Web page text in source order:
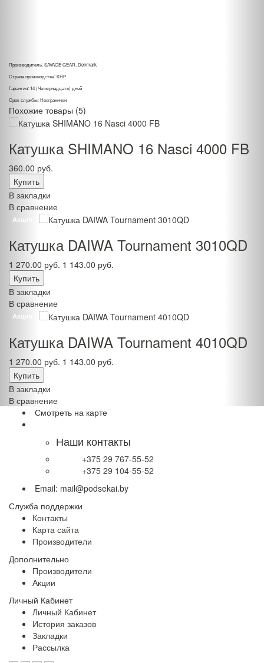
Производитель: SAVAGE GEAR, Denmark
Страна производства: КНР
Гарантия: 14 (Четырнадцать) дней
Срок службы: Неограничен
Похожие товары (5)
Катушка SHIMANO 16 Nasci 4000 FB
360.00 руб.
В закладки
В сравнение
Акция
Катушка DAIWA Tournament 3010QD
1 270.00 руб. 1 143.00 руб.
В закладки
В сравнение
Акция
Катушка DAIWA Tournament 4010QD
1 270.00 руб. 1 143.00 руб.
В закладки
В сравнение
Смотреть на карте
Наши контакты
+375 29 767-55-52
+375 29 104-55-52
Email: mail@podsekai.by
Служба поддержки
Контакты
Карта сайта
Производители
Дополнительно
Производители
Акции
Личный Кабинет
Личный Кабинет
История заказов
Закладки
Рассылка